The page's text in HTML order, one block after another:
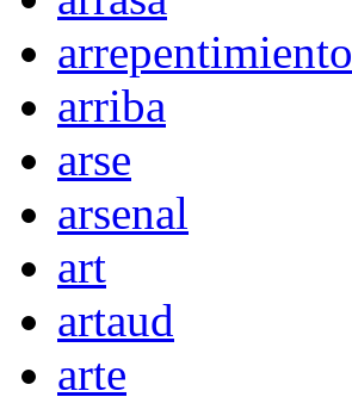
arrepentimiento
arriba
arse
arsenal
art
artaud
arte